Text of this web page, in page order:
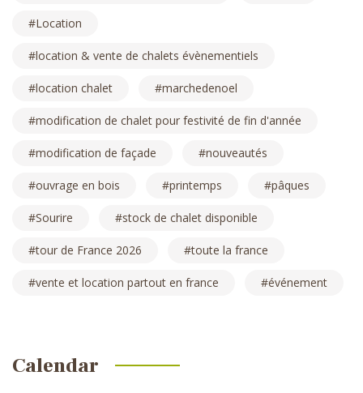
Location
location & vente de chalets évènementiels
location chalet marchedenoel
modification de chalet pour festivité de fin d'année
modification de façade nouveautés
ouvrage en bois printemps pâques
Sourire stock de chalet disponible
tour de France 2026 toute la france
vente et location partout en france événement
Calendar